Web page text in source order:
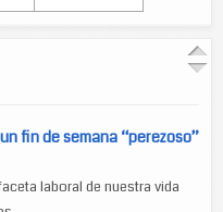
fin de semana “perezoso”
laboral de nuestra vida